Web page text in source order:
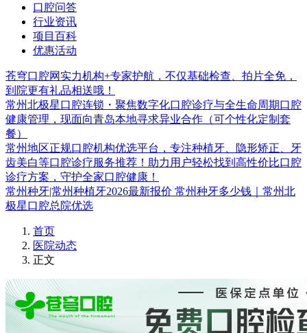
口腔问答
行业资讯
项目百科
优惠活动
苍穹口腔网实力机构+专家护航，不仅基础检查、拍片全免，
到院更有礼品相送哦！
常州北极星口腔连锁・聚焦数字化口腔诊疗与全生命周期口腔
健康管理，现面向青岛本地寻求异业合作（可个性化定制套
餐）
常州地区正规口腔机构优选平台，专注种植牙、隐形矫正、牙
齿美白等口腔诊疗服务推荐！助力用户轻松找到高性价比口腔
诊疗方案，守护全家口腔健康！
常州种牙|常州种植牙2026最新报价 常州种牙多少钱｜常州北
极星口腔总院优选
首页
医院动态
正文